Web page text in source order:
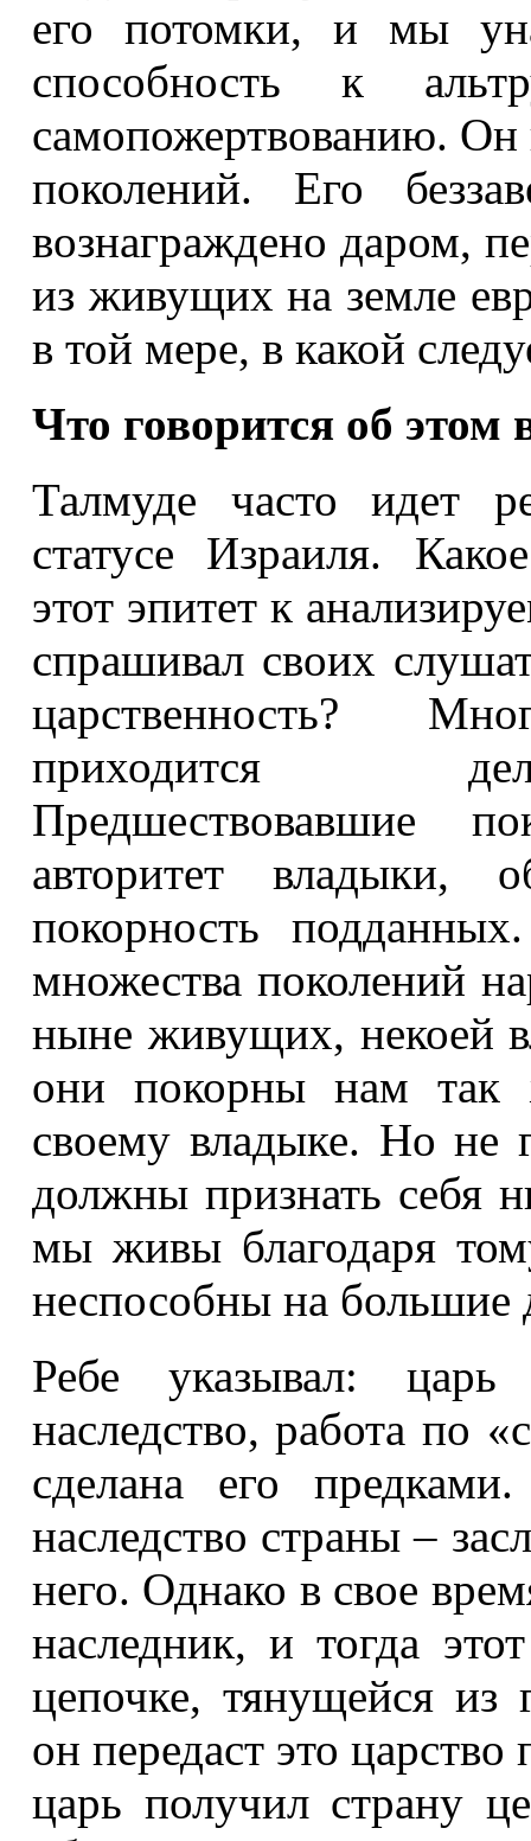
его потомки, и мы
способность к
самопожертвованию. Он
поколений. Его
вознаграждено даром,
из живущих на земле
в той мере, в какой
Что говорится об этом
Талмуде часто идет
статусе Израиля.
этот эпитет к
спрашивал своих
царственность?
приходится
Предшествовавшие
авторитет владыки,
покорность
множества поколений
ныне живущих, некоей
они покорны нам так
своему владыке. Но не
должны признать себя
мы живы благодаря
неспособны на большие
Ребе указывал:
наследство, работа по
сделана его
наследство страны –
него. Однако в свое
наследник, и тогда
цепочке, тянущейся
он передаст это
царь получил страну